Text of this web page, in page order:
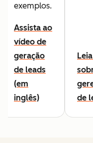
exemplos.
Assista ao
vídeo de
geração
de leads
(em
inglês)
de